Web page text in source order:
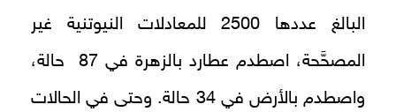
البالغ عددها 2500 للمعادلات النيوتنية غير
المصحَّحة، اصطدم عطارد بالزهرة في 87 حالة،
واصطدم بالأرض في 34 حالة. وحتى في الحالات